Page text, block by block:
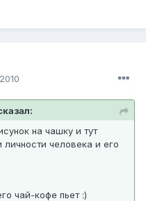
на чашку и тут
человека и его
чай-кофе пьет :)